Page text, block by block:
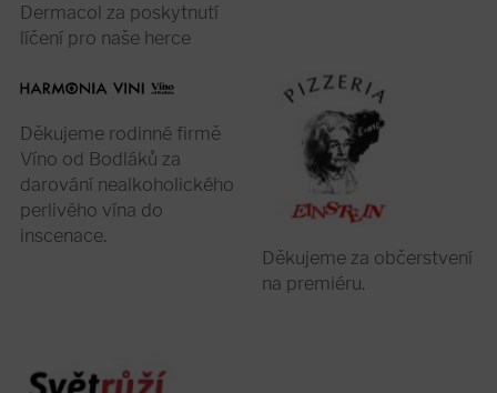
Dermacol za poskytnutí
líčení pro naše herce
Děkujeme rodinné firmě
Víno od Bodláků za
darování nealkoholického
perlivého vína do
inscenace.
Děkujeme za občerstvení
na premiéru.